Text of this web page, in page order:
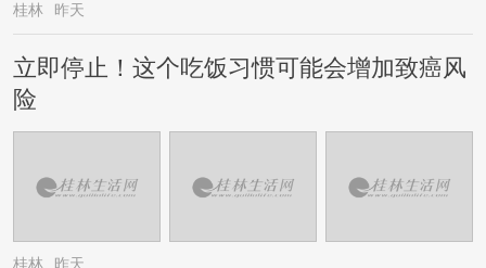
桂林 昨天
立即停止！这个吃饭习惯可能会增加致癌风
险
桂林 昨天